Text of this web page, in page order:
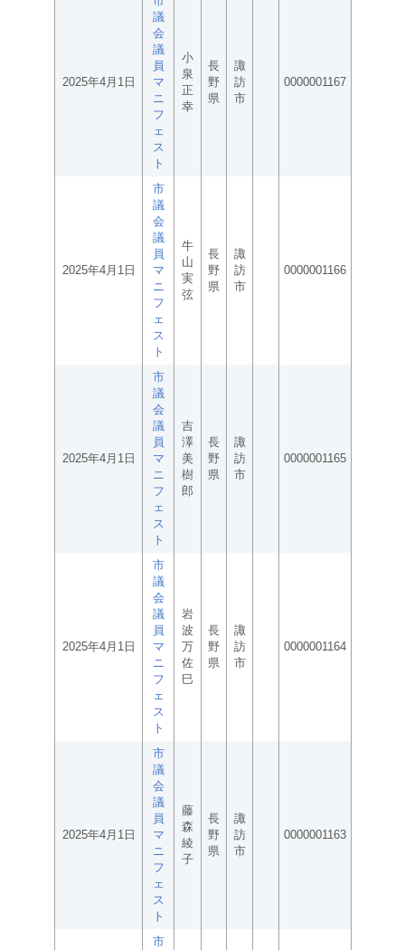
2025年4月1日
議
会
議
員
マ
ニ
フ
ェ
ス
ト
小
泉
正
幸
長
野
県
諏
訪
市
0000001167
2025年4月1日
市
議
会
議
員
マ
ニ
フ
ェ
ス
ト
牛
山
実
弦
長
野
県
諏
訪
市
0000001166
2025年4月1日
市
議
会
議
員
マ
ニ
フ
ェ
ス
ト
吉
澤
美
樹
郎
長
野
県
諏
訪
市
0000001165
2025年4月1日
市
議
会
議
員
マ
ニ
フ
ェ
ス
ト
岩
波
万
佐
巳
長
野
県
諏
訪
市
0000001164
2025年4月1日
市
議
会
議
員
マ
ニ
フ
ェ
ス
ト
藤
森
綾
子
長
野
県
諏
訪
市
0000001163
市